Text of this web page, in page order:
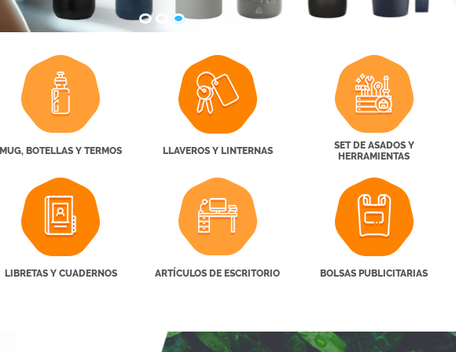
MUG, BOTELLAS Y TERMOS LLAVEROS Y LINTERNAS
SET DE ASADOS Y
HERRAMIENTAS
LIBRETAS Y CUADERNOS ARTÍCULOS DE ESCRITORIO BOLSAS PUBLICITARIAS